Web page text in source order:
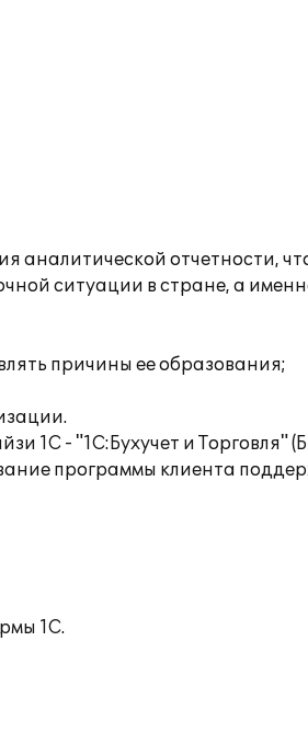
отчетности,
ситуации в стране, а
причины ее образования;
1С - "1С:Бухучет и Торговля"
программы клиента
1С.